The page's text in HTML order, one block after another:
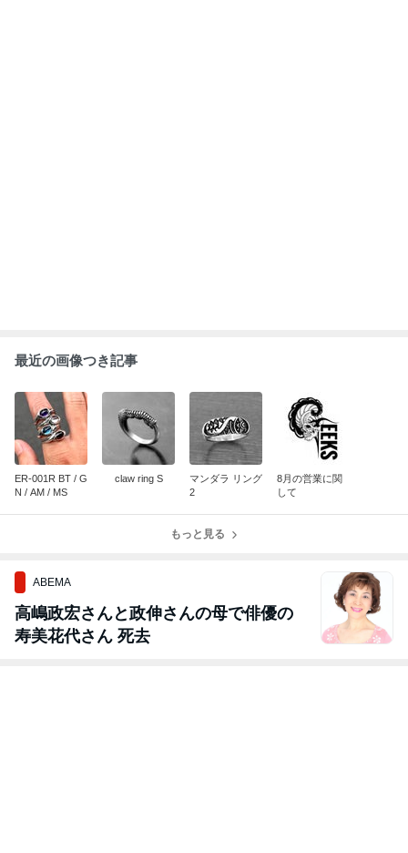
最近の画像つき記事
ER-001R BT / G
N / AM / MS
claw ring S
マンダラ リング
2
8月の営業に関
して
もっと見る
ABEMA
高嶋政宏さんと政伸さんの母で俳優の
寿美花代さん 死去